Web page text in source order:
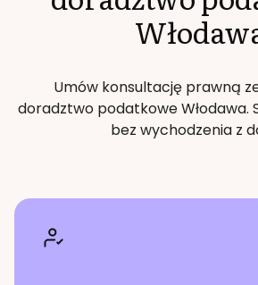
Umów konsultację prawną
doradztwo podatkoweWłodawa.
bez wychodzenia z